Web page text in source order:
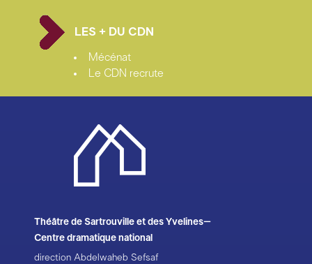
LES + DU CDN
Mécénat
Le CDN recrute
Théâtre de Sartrouville et des Yvelines–
Centre dramatique national
direction Abdelwaheb Sefsaf